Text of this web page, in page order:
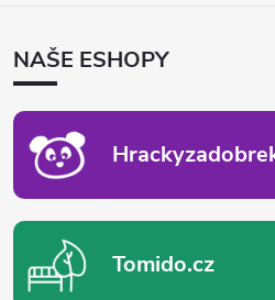
ANAŠE ESHOPY
Tomido.cz